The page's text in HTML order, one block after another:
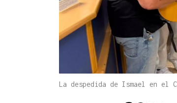
La despedida de Ismael en el